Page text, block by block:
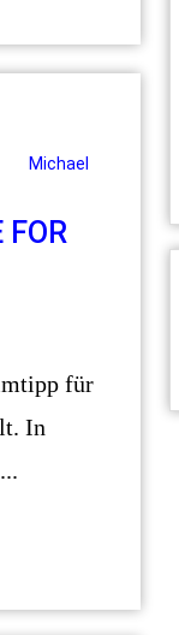
Michael
FOR
für
In